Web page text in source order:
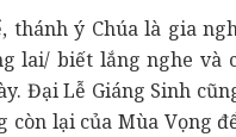
thánh ý Chúa là gia
lai/ biết lắng nghe và
Đại Lễ Giáng Sinh
lại của Mùa Vọng